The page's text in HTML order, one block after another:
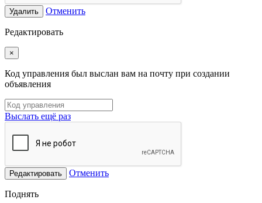
Удалить Отменить
Редактировать
×
Код управления был выслан вам на почту при создании
объявления
Выслать ещё раз
Редактировать Отменить
Поднять